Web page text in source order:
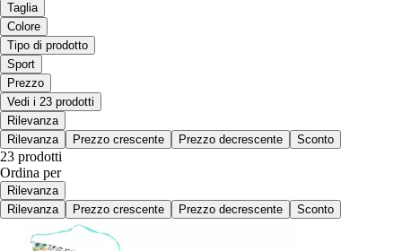
Taglia
Colore
Tipo di prodotto
Sport
Prezzo
Vedi i 23 prodotti
Rilevanza
Rilevanza
Prezzo crescente Prezzo decrescente Sconto
23 prodotti
Ordina per
Rilevanza
Rilevanza
Prezzo crescente Prezzo decrescente Sconto